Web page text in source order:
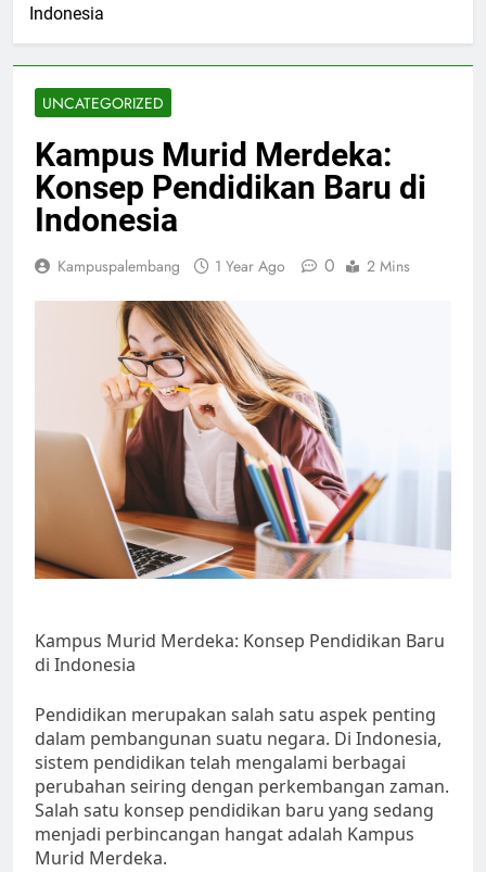
Indonesia
UNCATEGORIZED
Kampus Murid Merdeka:
Konsep Pendidikan Baru di
Indonesia
Kampuspalembang 1 Year Ago 0 2 Mins
Kampus Murid Merdeka: Konsep Pendidikan Baru
di Indonesia
Pendidikan merupakan salah satu aspek penting
dalam pembangunan suatu negara. Di Indonesia,
sistem pendidikan telah mengalami berbagai
perubahan seiring dengan perkembangan zaman.
Salah satu konsep pendidikan baru yang sedang
menjadi perbincangan hangat adalah Kampus
Murid Merdeka.